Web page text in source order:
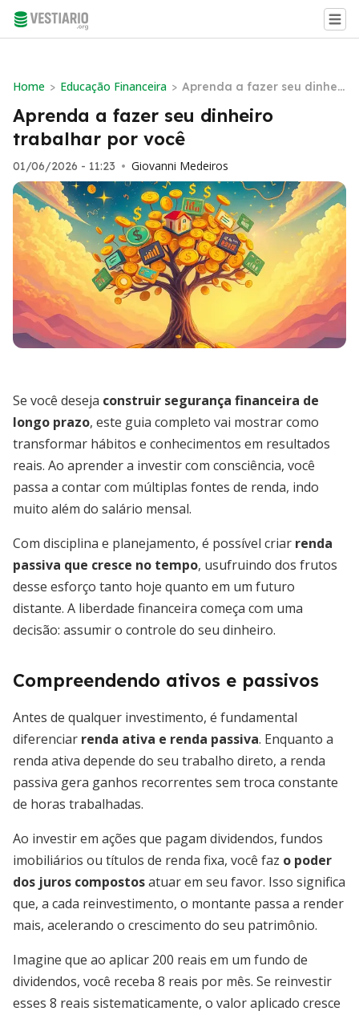
Home > Educação Financeira > Aprenda a fazer seu dinheir
o trabalhar por você
Aprenda a fazer seu dinheiro
trabalhar por você
01/06/2026 - 11:23 • Giovanni Medeiros
Se você deseja construir segurança financeira de
longo prazo, este guia completo vai mostrar como
transformar hábitos e conhecimentos em resultados
reais. Ao aprender a investir com consciência, você
passa a contar com múltiplas fontes de renda, indo
muito além do salário mensal.
Com disciplina e planejamento, é possível criar renda
passiva que cresce no tempo, usufruindo dos frutos
desse esforço tanto hoje quanto em um futuro
distante. A liberdade financeira começa com uma
decisão: assumir o controle do seu dinheiro.
Compreendendo ativos e passivos
Antes de qualquer investimento, é fundamental
diferenciar renda ativa e renda passiva. Enquanto a
renda ativa depende do seu trabalho direto, a renda
passiva gera ganhos recorrentes sem troca constante
de horas trabalhadas.
Ao investir em ações que pagam dividendos, fundos
imobiliários ou títulos de renda fixa, você faz o poder
dos juros compostosatuar em seu favor. Isso significa
que, a cada reinvestimento, o montante passa a render
mais, acelerando o crescimento do seu patrimônio.
Imagine que ao aplicar 200 reais em um fundo de
dividendos, você receba 8 reais por mês. Se reinvestir
esses 8 reais sistematicamente, o valor aplicado cresce